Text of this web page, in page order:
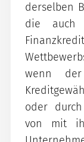
derselben
die auch
wenn der
oder
von mit